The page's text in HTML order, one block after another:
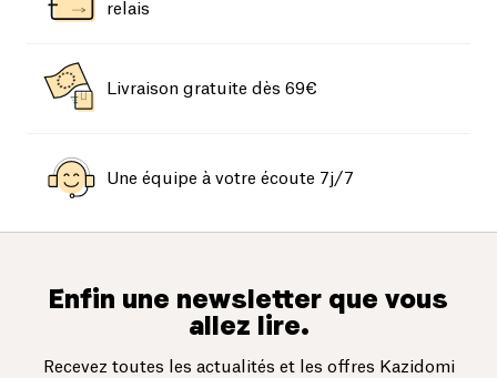
relais
Livraison gratuite dès 69€
Une équipe à votre écoute 7j/7
Enfin une newsletter que vous
allez lire.
Recevez toutes les actualités et les offres Kazidomi